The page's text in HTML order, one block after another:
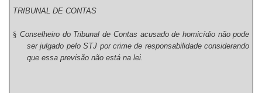
TRIBUNAL DE CONTAS
§ Conselheiro do Tribunal de Contas acusado de homicídio não pode
ser julgado pelo STJ por crime de responsabilidade considerando
que essa previsão não está na lei.